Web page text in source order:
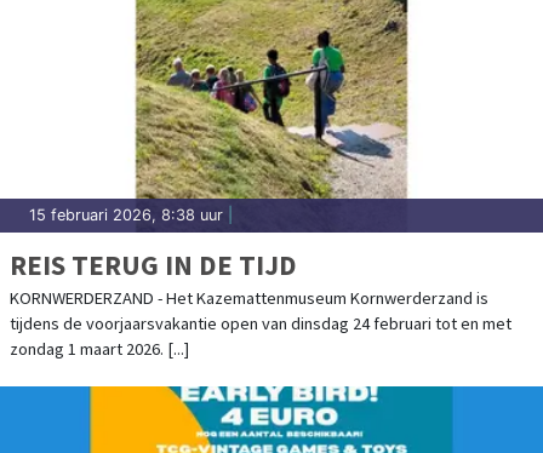
15 februari 2026, 8:38 uur
REIS TERUG IN DE TIJD
KORNWERDERZAND - Het Kazemattenmuseum Kornwerderzand is
tijdens de voorjaarsvakantie open van dinsdag 24 februari tot en met
zondag 1 maart 2026. [...]